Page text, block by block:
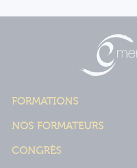
FORMATIONS
NOS FORMATEURS
CONGRÈS